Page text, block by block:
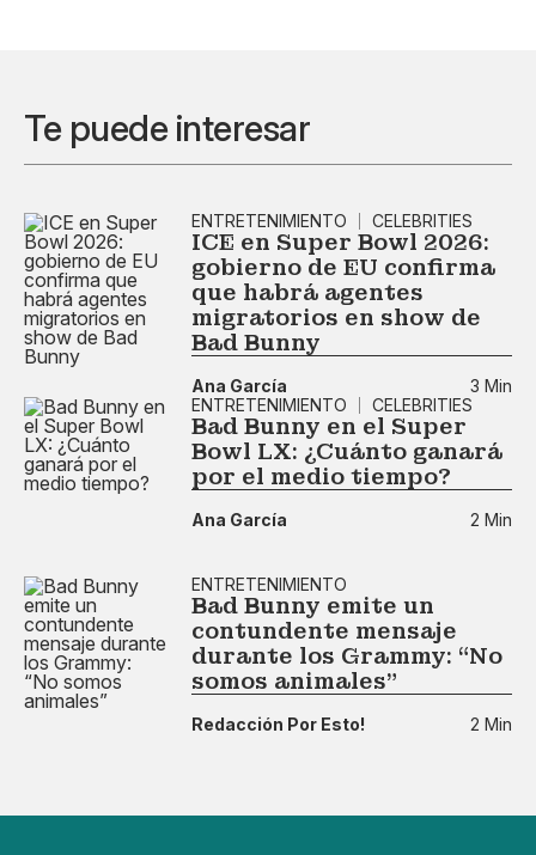
Te puede interesar
ENTRETENIMIENTO CELEBRITIES
ICE en Super Bowl 2026:
gobierno de EU confirma
que habrá agentes
migratorios en show de
Bad Bunny
Ana García
3 Min
ENTRETENIMIENTO
CELEBRITIES
Bad Bunny en el Super
Bowl LX: ¿Cuánto ganará
por el medio tiempo?
Ana García 2 Min
ENTRETENIMIENTO
Bad Bunny emite un
contundente mensaje
durante los Grammy: “No
somos animales”
Redacción Por Esto! 2 Min